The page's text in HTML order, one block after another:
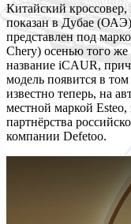
Китайский
показан в Дубае
представлен под
Chery) осенью того
название iCAUR,
модель появится в
известно теперь, на
местной маркой Esteo,
партнёрства
компании Defetoo.